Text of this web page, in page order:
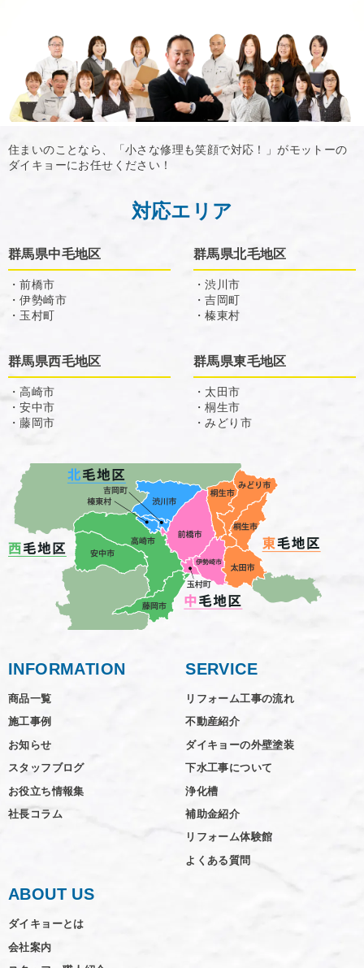
住まいのことなら、「小さな修理も笑顔で対応！」がモットーの
ダイキョーにお任せください！
対応エリア
群馬県中毛地区
・前橋市
・伊勢崎市
・玉村町
群馬県北毛地区
・渋川市
・吉岡町
・榛東村
群馬県西毛地区
・高崎市
・安中市
・藤岡市
群馬県東毛地区
・太田市
・桐生市
・みどり市
INFORMATION
商品一覧
施工事例
お知らせ
スタッフブログ
お役立ち情報集
社長コラム
SERVICE
リフォーム工事の流れ
不動産紹介
ダイキョーの外壁塗装
下水工事について
浄化槽
補助金紹介
リフォーム体験館
よくある質問
ABOUT US
ダイキョーとは
会社案内